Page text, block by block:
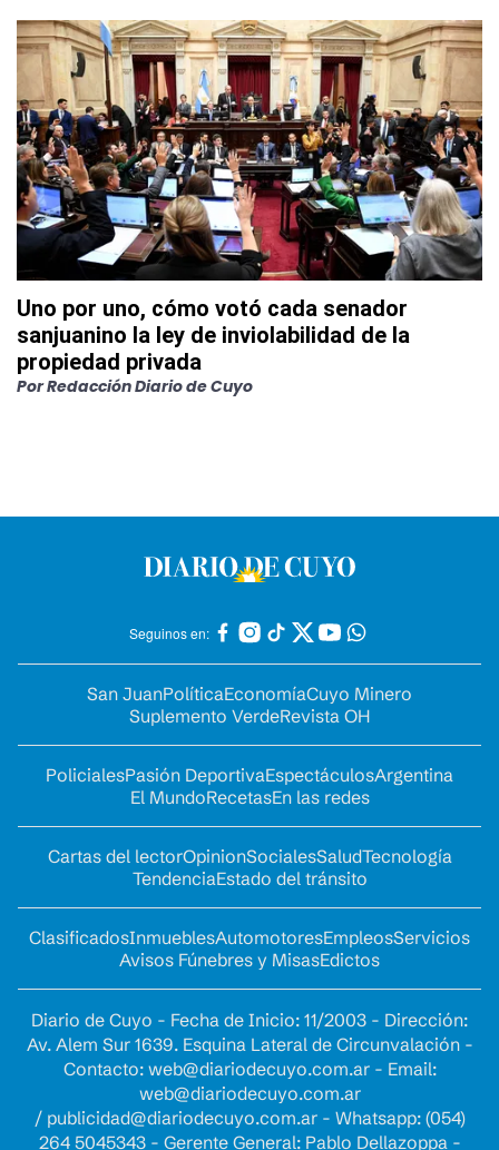
Uno por uno, cómo votó cada senador
sanjuanino la ley de inviolabilidad de la
propiedad privada
PorRedacción Diario de Cuyo
Seguinos en:
San JuanPolíticaEconomíaCuyo Minero
Suplemento VerdeRevista OH
PolicialesPasión DeportivaEspectáculosArgentina
El MundoRecetasEn las redes
Cartas del lectorOpinionSocialesSaludTecnología
TendenciaEstado del tránsito
ClasificadosInmueblesAutomotoresEmpleosServicios
Avisos Fúnebres y MisasEdictos
Diario de Cuyo - Fecha de Inicio: 11/2003 - Dirección:
Av. Alem Sur 1639. Esquina Lateral de Circunvalación -
Contacto: web@diariodecuyo.com.ar- Email:
web@diariodecuyo.com.ar
/ publicidad@diariodecuyo.com.ar- Whatsapp: (054)
264 5045343 - Gerente General: Pablo Dellazoppa -